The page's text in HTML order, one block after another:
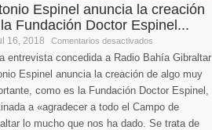
Espinel anuncia la creación
Fundación Doctor Espinel...
16, 2018 Comentarios desactivados
entrevista concedida a Radio Bahía Gibraltar
Espinel anuncia la creación de algo muy
como es la Fundación Doctor Espinel,
a «agradecer a todo el Campo de
lo mucho que nos ha dado. Se trata de